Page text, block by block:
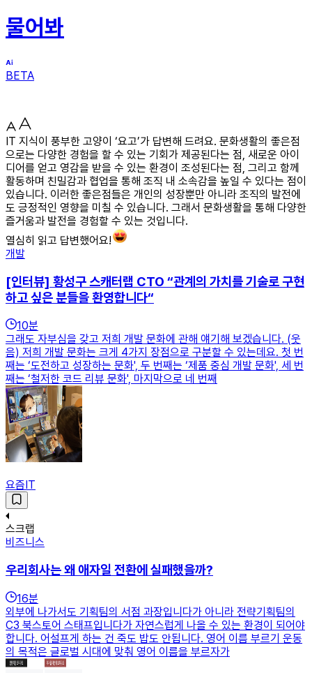
물어봐
BETA
IT 지식이 풍부한 고양이 ‘요고’가 답변해 드려요. 문화생활의 좋은점
으로는 다양한 경험을 할 수 있는 기회가 제공된다는 점, 새로운 아이
디어를 얻고 영감을 받을 수 있는 환경이 조성된다는 점, 그리고 함께
활동하며 친밀감과 협업을 통해 조직 내 소속감을 높일 수 있다는 점이
있습니다. 이러한 좋은점들은 개인의 성장뿐만 아니라 조직의 발전에
도 긍정적인 영향을 미칠 수 있습니다. 그래서 문화생활을 통해 다양한
즐거움과 발전을 경험할 수 있는 것입니다.
열심히 읽고 답변했어요!
개발
[인터뷰] 황성구 스캐터랩 CTO “관계의 가치를 기술로 구현
하고 싶은 분들을 환영합니다“
10분
그래도 자부심을 갖고 저희 개발 문화에 관해 얘기해 보겠습니다. (웃
음) 저희 개발 문화는 크게 4가지 장점으로 구분할 수 있는데요. 첫 번
째는 ‘도전하고 성장하는 문화', 두 번째는 ‘제품 중심 개발 문화', 세 번
째는 ‘철저한 코드 리뷰 문화', 마지막으로 네 번째
요즘IT
스크랩
비즈니스
우리회사는 왜 애자일 전환에 실패했을까?
16분
외부에 나가서도 기획팀의 서점 과장입니다가 아니라 전략기획팀의
C3 북스토어 스태프입니다가 자연스럽게 나올 수 있는 환경이 되어야
합니다. 어설프게 하는 건 죽도 밥도 안됩니다. 영어 이름 부르기 운동
의 목적은 글로벌 시대에 맞춰 영어 이름을 부르자가